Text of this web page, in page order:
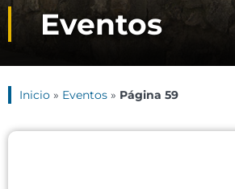
Eventos
Inicio » Eventos » Página 59